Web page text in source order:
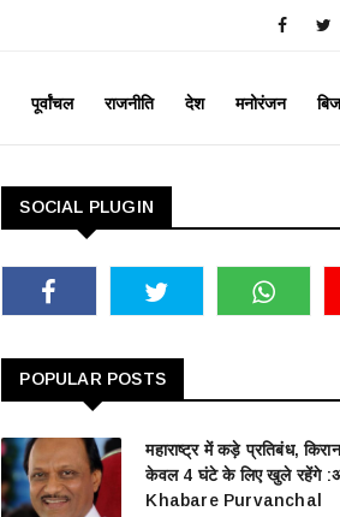
पूर्वांचल राजनीति देश मनोरंजन
SOCIAL PLUGIN
POPULAR POSTS
महाराष्ट्र में कड़े प्रतिबंध,
केवल 4 घंटे के लिए खुले रहेंगे
Khabare Purvanchal